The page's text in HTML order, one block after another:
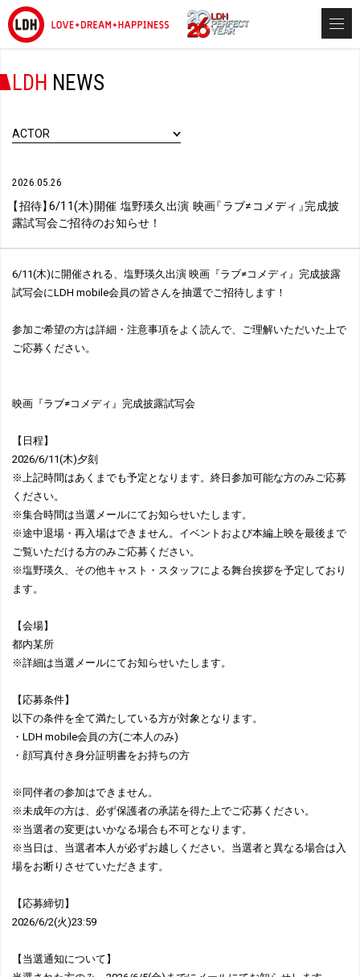
LDH NEWS
ACTOR
2026.05.26
【招待】6/11(木)開催 塩野瑛久出演 映画『ラブ≠コメディ 』完成披
露試写会ご招待のお知らせ！
6/11(木)に開催される、塩野瑛久出演 映画『ラブ≠コメディ』完成披露
試写会にLDH mobile会員の皆さんを抽選でご招待します！
参加ご希望の方は詳細・注意事項をよく読んで、ご理解いただいた上で
ご応募ください。
映画『ラブ≠コメディ』完成披露試写会
【日程】
2026/6/11(木)夕刻
※上記時間はあくまでも予定となります。終日参加可能な方のみご応募
ください。
※集合時間は当選メールにてお知らせいたします。
※途中退場・再入場はできません。イベントおよび本編上映を最後まで
ご覧いただける方のみご応募ください。
※塩野瑛久、その他キャスト・スタッフによる舞台挨拶を予定しており
ます。
【会場】
都内某所
※詳細は当選メールにてお知らせいたします。
【応募条件】
以下の条件を全て満たしている方が対象となります。
・LDH mobile会員の方(ご本人のみ)
・顔写真付き身分証明書をお持ちの方
※同伴者の参加はできません。
※未成年の方は、必ず保護者の承諾を得た上でご応募ください。
※当選者の変更はいかなる場合も不可となります。
※当日は、当選者本人が必ずお越しください。当選者と異なる場合は入
場をお断りさせていただきます。
【応募締切】
2026/6/2(火)23:59
【当選通知について】